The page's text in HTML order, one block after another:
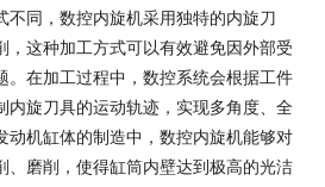
不同，数控内旋机采用独特的内旋刀
，这种加工方式可以有效避免因外部受
。在加工过程中，数控系统会根据工件
内旋刀具的运动轨迹，实现多角度、全
动机缸体的制造中，数控内旋机能够对
、磨削，使得缸筒内壁达到极高的光洁